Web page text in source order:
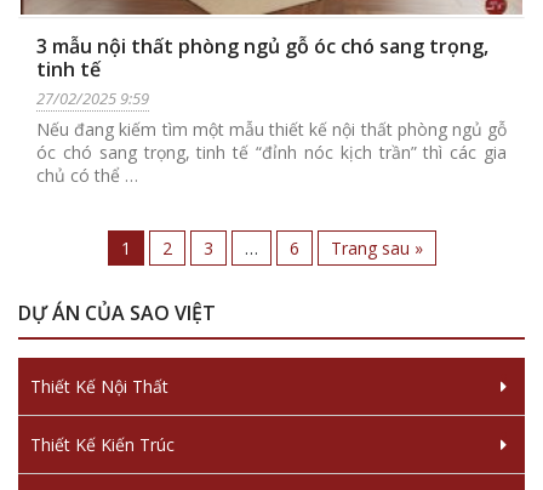
3 mẫu nội thất phòng ngủ gỗ óc chó sang trọng,
tinh tế
27/02/2025 9:59
Nếu đang kiếm tìm một mẫu thiết kế nội thất phòng ngủ gỗ
óc chó sang trọng, tinh tế “đỉnh nóc kịch trần” thì các gia
chủ có thể …
1 2 3 … 6 Trang sau »
DỰ ÁN CỦA SAO VIỆT
Thiết Kế Nội Thất
Thiết Kế Kiến Trúc